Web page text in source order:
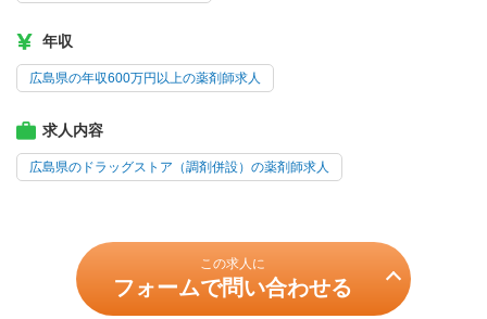
年収
広島県の年収600万円以上の薬剤師求人
求人内容
広島県のドラッグストア（調剤併設）の薬剤師求人
この求人に
フォームで問い合わせる